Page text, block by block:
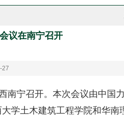
议在南宁召开
27
南宁召开。本次会议由中国
学土木建筑工程学院和华南